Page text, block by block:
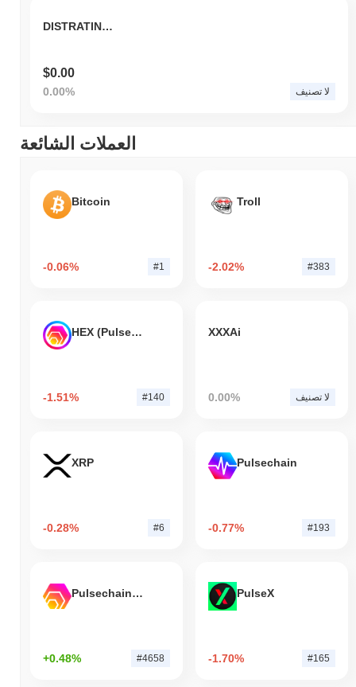
DISTRATING NETWORK
$0.00
0.00% لا تصنيف
العملات الشائعة
Bitcoin
-0.06% #1
Troll
-2.02% #383
HEX (Pulsechain)
-1.51% #140
XXXAi
0.00% لا تصنيف
XRP
-0.28% #6
Pulsechain
-0.77% #193
Pulsechain Bridged HEX (Pulsechain)
+0.48% #4658
PulseX
-1.70% #165